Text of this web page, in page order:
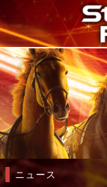
ニュース